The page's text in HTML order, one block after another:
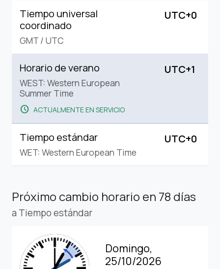
Tiempo universal
coordinado
GMT / UTC
UTC+0
Horario de verano
WEST: Western European
Summer Time
schedule ACTUALMENTE EN SERVICIO
UTC+1
Tiempo estándar
WET: Western European Time
UTC+0
Próximo cambio horario en 78 días
a Tiempo estándar
Domingo,
25/10/2026